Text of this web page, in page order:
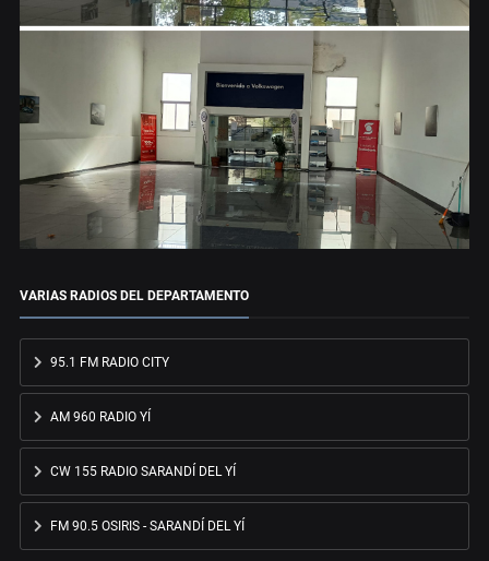
VARIAS RADIOS DEL DEPARTAMENTO
95.1 FM RADIO CITY
AM 960 RADIO YÍ
CW 155 RADIO SARANDÍ DEL YÍ
FM 90.5 OSIRIS - SARANDÍ DEL YÍ